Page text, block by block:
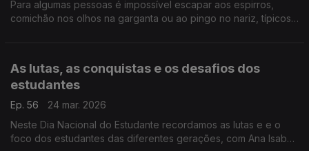
Para algumas pessoas é impossível escapar aos espirros,
comichão nos olhos na garganta ou ao pingo no nariz, típicos
As lutas, as conquistas e os desafios dos
estudantes
Ep. 56
24 mar. 2026
Neste Dia Nacional do Estudante recordamos as lutas e e o
foco dos estudantes das diferentes gerações, com Ana Isabel